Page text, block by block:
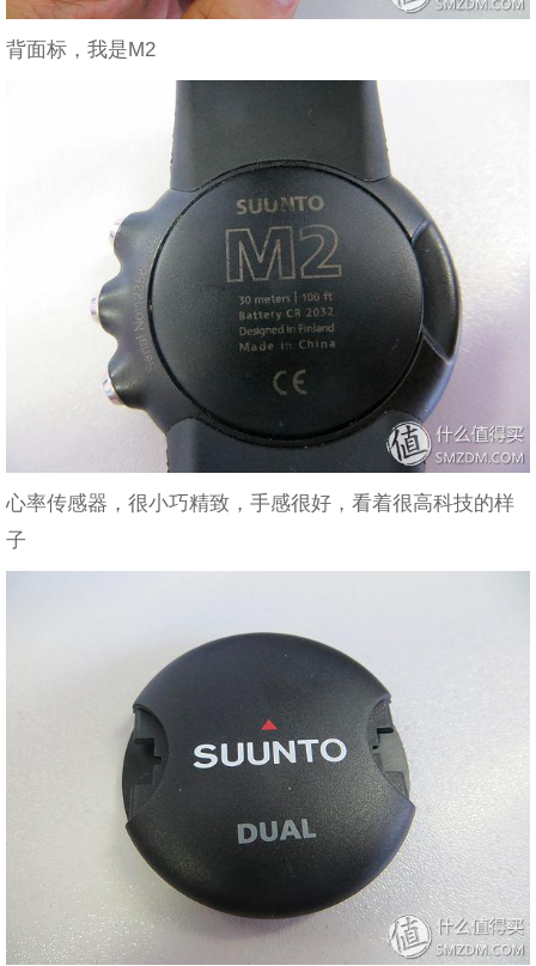
背面标，我是M2
心率传感器，很小巧精致，手感很好，看着很高科技的样
子